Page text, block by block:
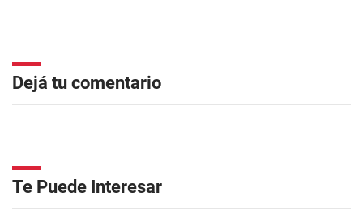
Dejá tu comentario
Te Puede Interesar